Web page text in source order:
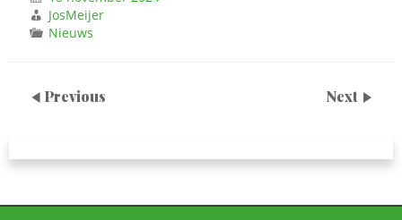
JosMeijer
Nieuws
Previous Next